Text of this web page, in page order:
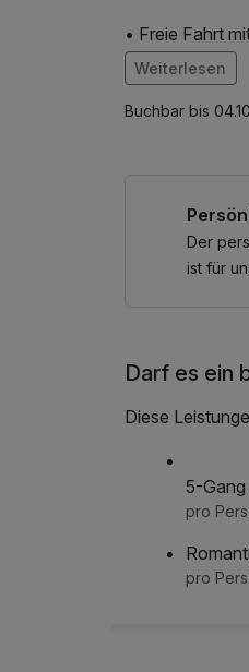
• Freie Fahrt
• Kostenlose
Betriebszeiten)
• Freie Fahrt
• Kostenlose
• 30 %
• 25 %
Im Angebot
1 x Welcome
Weiterlesen
Buchbar bis
Der
ist für
Darf es ein
Diese
5-
pro
pro